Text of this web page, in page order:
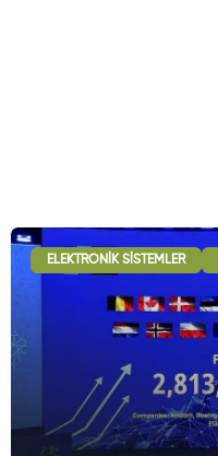
ELEKTRONIK SISTEMLER